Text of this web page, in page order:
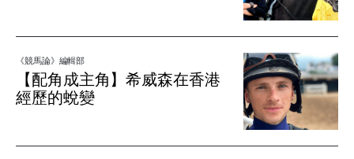
《競馬論》編輯部
【配角成主角】希威森在香港
經歷的蛻變